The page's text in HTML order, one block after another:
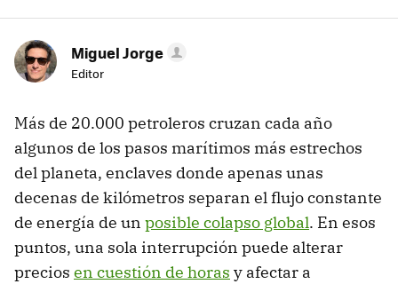
Miguel Jorge
Editor
Más de 20.000 petroleros cruzan cada año
algunos de los pasos marítimos más estrechos
del planeta, enclaves donde apenas unas
decenas de kilómetros separan el flujo constante
de energía de un posible colapso global. En esos
puntos, una sola interrupción puede alterar
precios en cuestión de horas y afectar a